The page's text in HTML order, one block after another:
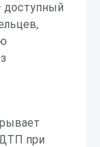
доступный
при